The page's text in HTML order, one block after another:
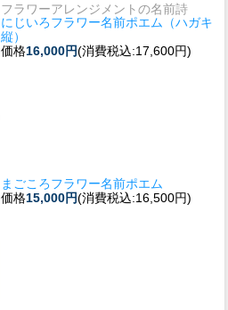
フラワーアレンジメントの名前詩
にじいろフラワー名前ポエム（ハガキ
縦）
価格16,000円(消費税込:17,600円)
まごころフラワー名前ポエム
価格15,000円(消費税込:16,500円)